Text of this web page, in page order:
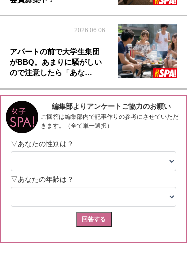
2026.06.06
アパートの前で大学生集団
がBBQ。あまりに騒がしい
ので注意したら「あな…